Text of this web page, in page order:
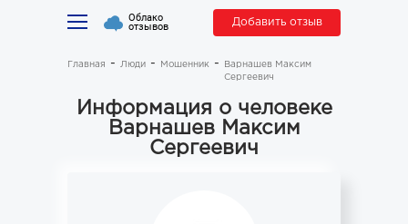
Облако
отзывов Добавить отзыв
Главная Люди Мошенник
Варнашев Максим
Сергеевич
Информация о человеке
Варнашев Максим
Сергеевич